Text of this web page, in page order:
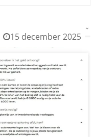
15 december 2025